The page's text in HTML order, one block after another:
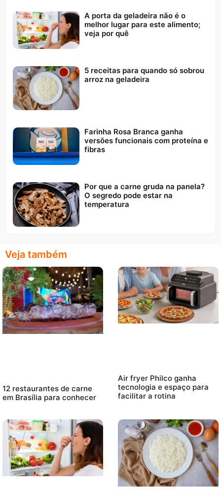
A porta da geladeira não é o
melhor lugar para este alimento;
veja por quê
5 receitas para quando só sobrou
arroz na geladeira
Farinha Rosa Branca ganha
versões funcionais com proteína e
fibras
Por que a carne gruda na panela?
O segredo pode estar na
temperatura
Veja também
12 restaurantes de carne
em Brasília para conhecer
Air fryer Philco ganha
tecnologia e espaço para
facilitar a rotina